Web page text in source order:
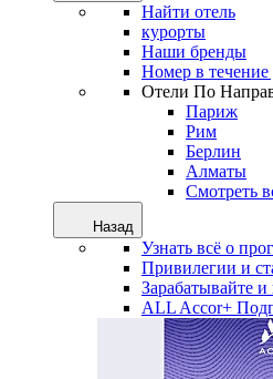
Найти отель
курорты
Наши бренды
Номер в течение
Отели По
Париж
Рим
Берлин
Алматы
Смотреть
Назад
Узнать всё о
Привилегии и
Зарабатывайте
ALL Accor+